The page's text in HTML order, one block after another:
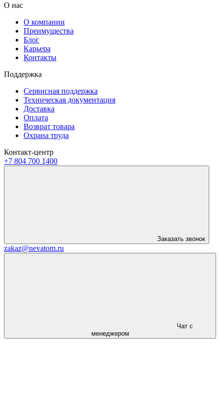
О нас
О компании
Преимущества
Блог
Карьера
Контакты
Поддержка
Сервисная поддержка
Техническая документация
Доставка
Оплата
Возврат товара
Охрана труда
Контакт-центр
+7 804 700 1400
Заказать звонок
zakaz@nevatom.ru
Чат с
менеджером